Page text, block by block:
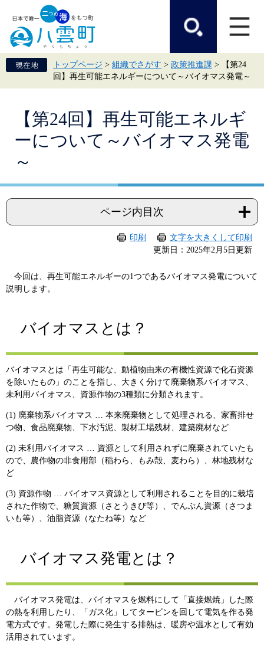
頭
で
飛
ば
て
トップページ > 組織でさがす > 政策推進課 >
【第24
回】再生可能エネルギーについて～バイオマス発電～
【第24回】再生可能エネルギ
ーについて～バイオマス発電
～
ページ内目次
印刷
文字を大きくして印刷
更新日：2025年2月5日更新
今回は、再生可能エネルギーの1つであるバイオマス発電について
説明します。
バイオマスとは？
バイオマスとは「再生可能な、動植物由来の有機性資源で化石資源
を除いたもの」のことを指し、大きく分けて廃棄物系バイオマス、
未利用バイオマス、資源作物の3種類に分類されます。
(1) 廃棄物系バイオマス … 本来廃棄物として処理される、家畜排せ
つ物、食品廃棄物、下水汚泥、製材工場残材、建築廃材など
(2) 未利用バイオマス … 資源として利用されずに廃棄されていたも
ので、農作物の非食用部（稲わら、もみ殻、麦わら）、林地残材な
ど
(3) 資源作物 … バイオマス資源として利用されることを目的に栽培
された作物で、糖質資源（さとうきび等）、でんぷん資源（さつま
いも等）、油脂資源（なたね等）など
バイオマス発電とは？
バイオマス発電は、バイオマスを燃料にして「直接燃焼」した際
の熱を利用したり、「ガス化」してタービンを回して電気を作る発
電方式です。発電した際に発生する排熱は、暖房や温水として有効
活用されています。